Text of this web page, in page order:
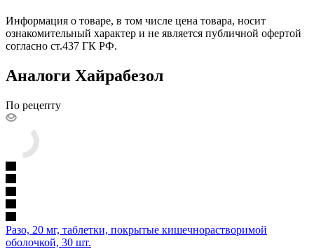
Информация о товаре, в том числе цена товара, носит
ознакомительный характер и не является публичной офертой
согласно ст.437 ГК РФ.
Аналоги Хайрабезол
По рецепту
Разо, 20 мг, таблетки, покрытые кишечнорастворимой
оболочкой, 30 шт.